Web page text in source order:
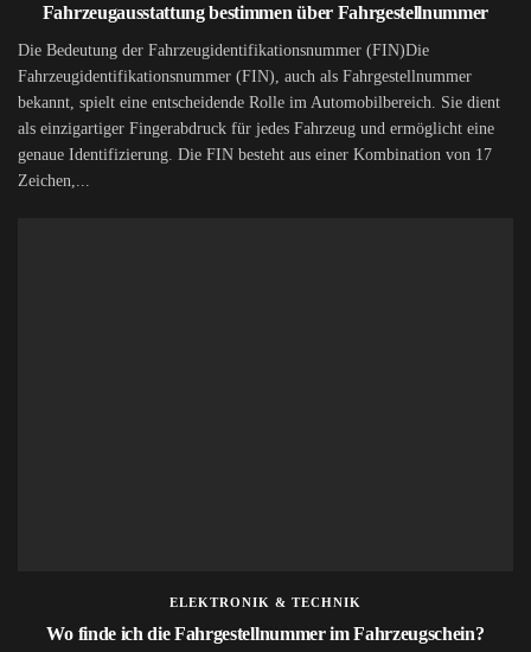
Fahrzeugausstattung bestimmen über Fahrgestellnummer
Die Bedeutung der Fahrzeugidentifikationsnummer (FIN)Die
Fahrzeugidentifikationsnummer (FIN), auch als Fahrgestellnummer
bekannt, spielt eine entscheidende Rolle im Automobilbereich. Sie dient
als einzigartiger Fingerabdruck für jedes Fahrzeug und ermöglicht eine
genaue Identifizierung. Die FIN besteht aus einer Kombination von 17
Zeichen,...
ELEKTRONIK & TECHNIK
Wo finde ich die Fahrgestellnummer im Fahrzeugschein?